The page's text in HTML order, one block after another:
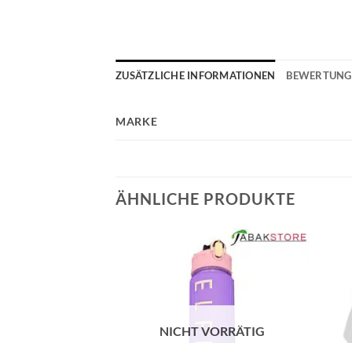
ZUSÄTZLICHE INFORMATIONEN
MARKE
ÄHNLICHE PRODUKTE
NICHT VORRÄTIG